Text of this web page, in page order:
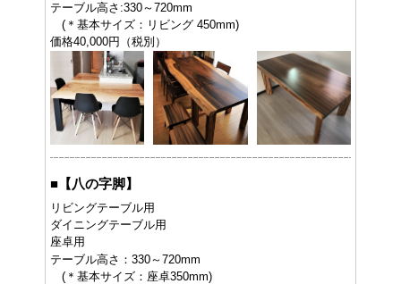
テーブル高さ:330～720mm
(＊基本サイズ：リビング 450mm)
価格40,000円（税別）
■ 【八の字脚】
リビングテーブル用
ダイニングテーブル用
座卓用
テーブル高さ：330～720mm
(＊基本サイズ：座卓350mm)